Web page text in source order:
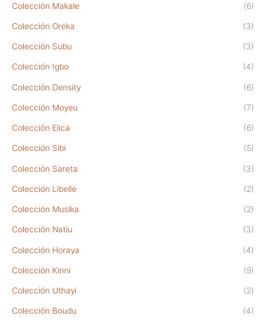
Colección Makale (6)
Colección Oreka (3)
Colección Subu (3)
Colección Igbo (4)
Colección Density (6)
Colección Moyeu (7)
Colección Elica (6)
Colección Sibi (5)
Colección Sareta (3)
Colección Libelle (2)
Colección Musika (2)
Colección Natiu (3)
Colección Horaya (4)
Colección Kinni (9)
Colección Uthayi (2)
Colección Boudu (4)